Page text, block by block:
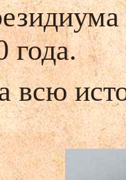
года.
всю